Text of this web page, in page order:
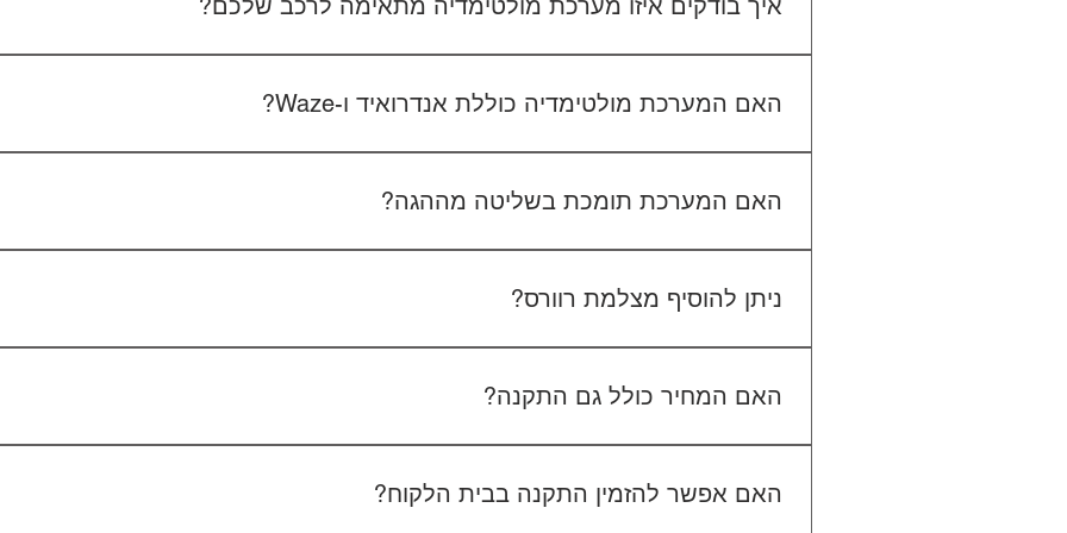
איך בודקים איזו מערכת מולטימדיה מתאימה לרכב שלכם?
האם המערכת מולטימדיה כוללת אנדרואיד ו-Waze?
האם המערכת תומכת בשליטה מההגה?
ניתן להוסיף מצלמת רוורס?
האם המחיר כולל גם התקנה?
האם אפשר להזמין התקנה בבית הלקוח?